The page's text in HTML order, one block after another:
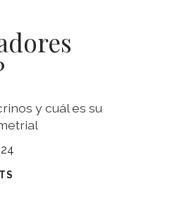
y cuál es su